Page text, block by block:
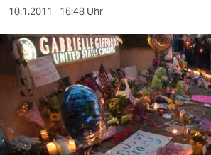
kultur
sport
berlin
nord
wahrheit
10.1.2011 16:48 Uhr